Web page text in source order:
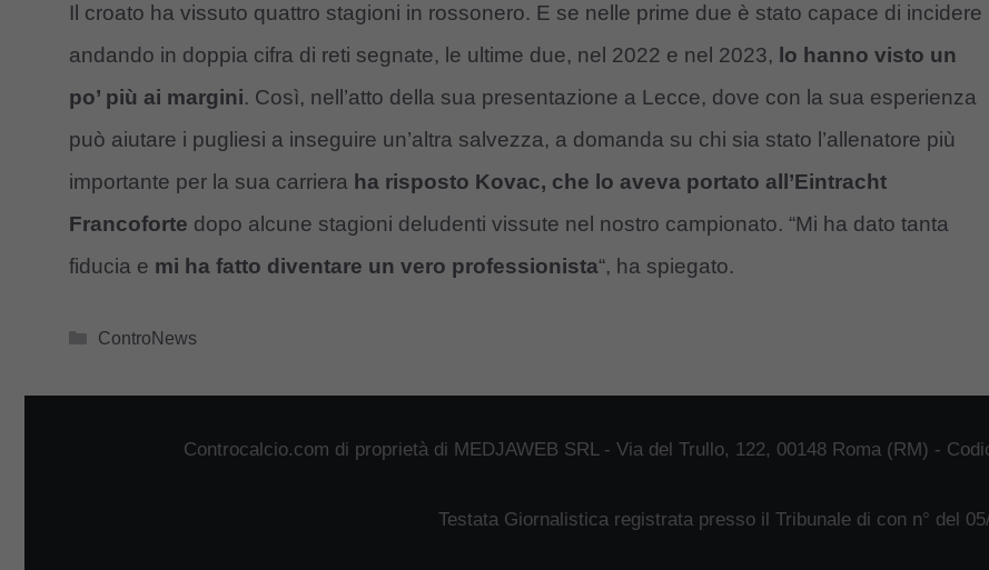
Il croato ha vissuto quattro stagioni in rossonero. E se nelle prime due è stato capace di incidere
andando in doppia cifra di reti segnate, le ultime due, nel 2022 e nel 2023, lo hanno visto un
po’ più ai margini. Così, nell’atto della sua presentazione a Lecce, dove con la sua esperienza
può aiutare i pugliesi a inseguire un’altra salvezza, a domanda su chi sia stato l’allenatore più
importante per la sua carriera ha risposto Kovac, che lo aveva portato all’Eintracht
Francoforte dopo alcune stagioni deludenti vissute nel nostro campionato. “Mi ha dato tanta
fiducia e mi ha fatto diventare un vero professionista“, ha spiegato.
Categorie
ControNews
Controcalcio.com di proprietà di MEDJAWEB SRL - Via del Trullo, 122, 00148 Roma (RM) -
Testata Giornalistica registrata presso il Tribunale di con n° del